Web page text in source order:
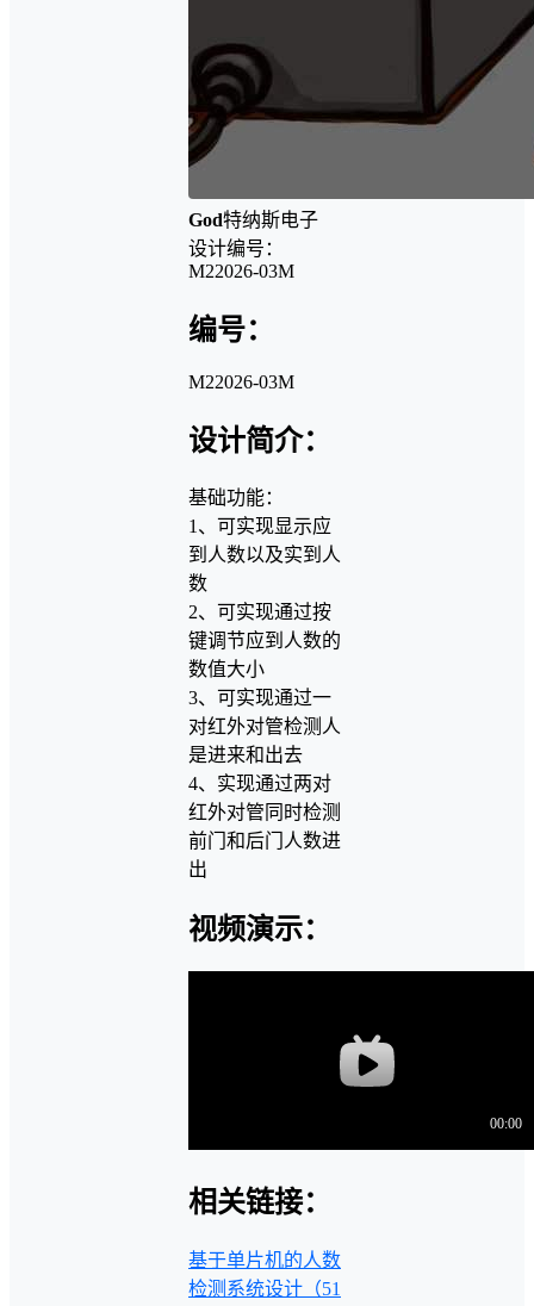
God特纳斯电子
设计编号：
M22026-03M
编号：
M22026-03M
设计简介：
基础功能：
1、可实现显示应
到人数以及实到人
数
2、可实现通过按
键调节应到人数的
数值大小
3、可实现通过一
对红外对管检测人
是进来和出去
4、实现通过两对
红外对管同时检测
前门和后门人数进
出
视频演示：
相关链接：
基于单片机的人数
检测系统设计（51